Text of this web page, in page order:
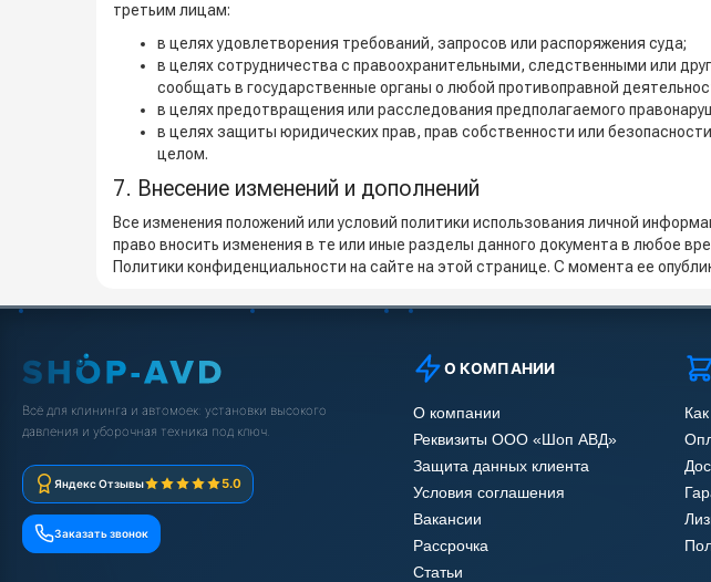
третьим лицам:
в целях удовлетворения требований, запросов или распоряжения суда;
в целях сотрудничества с правоохранительными, следственными или
сообщать в государственные органы о любой противоправной
в целях предотвращения или расследования предполагаемого
в целях защиты юридических прав, прав собственности или
целом.
7. Внесение изменений и дополнений
Все изменения положений или условий политики использования личной
право вносить изменения в те или иные разделы данного документа в любое
Политики конфиденциальности на сайте на этой странице. С момента ее
Всё для клининга и автомоек: установки высокого
давления и уборочная техника под ключ.
Яндекс Отзывы 5.0
Заказать звонок
О КОМПАНИИ
О компании
Реквизиты ООО «Шоп АВД»
Защита данных клиента
Условия соглашения
Вакансии
Рассрочка
Статьи